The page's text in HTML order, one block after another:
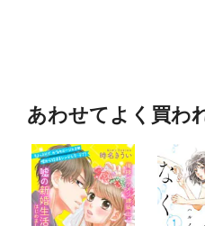
あわせてよく買わ